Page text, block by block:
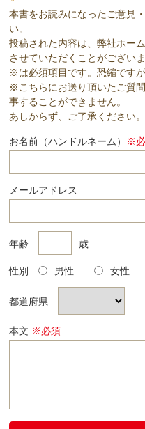
本書をお読みになったご意見
い。
投稿された内容は、弊社ホー
させていただくことがございま
※は必須項目です。恐縮です
※こちらにお送り頂いたご質
事することができません。
あしからず、ご了承ください
お名前（ハンドルネーム） ※
メールアドレス
年齢 歳
性別 男性 女性
都道府県
本文 ※必須